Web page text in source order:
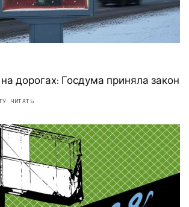
дорогах: Госдума приняла закон
ЧИТАТЬ